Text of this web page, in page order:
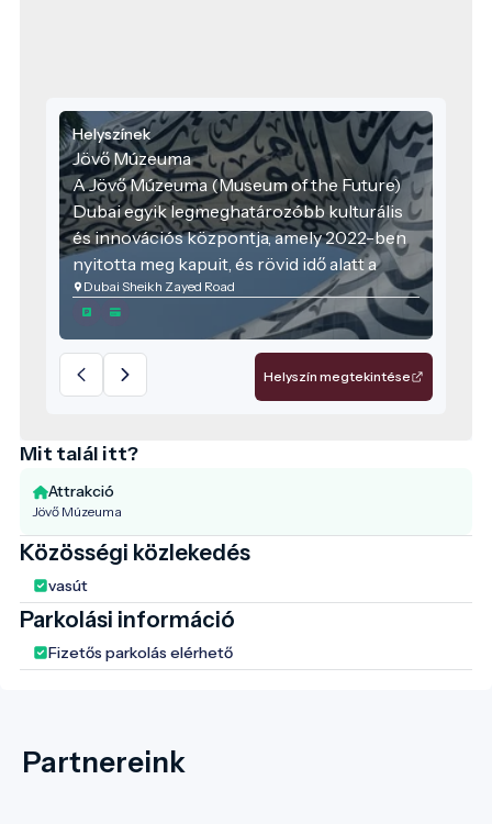
Helyszínek
Jövő Múzeuma
A Jövő Múzeuma (Museum of the Future)
Dubai egyik legmeghatározóbb kulturális
és innovációs központja, amely 2022-ben
nyitotta meg kapuit, és rövid idő alatt a
város egyik ikonikus jelképévé vált.
Dubai Sheikh Zayed Road
Helyszín megtekintése
Mit talál itt?
Attrakció
Jövő Múzeuma
Közösségi közlekedés
vasút
Parkolási információ
Fizetős parkolás elérhető
Partnereink